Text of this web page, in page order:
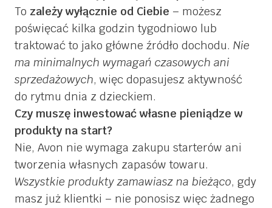
To zależy wyłącznie od Ciebie – możesz
poświęcać kilka godzin tygodniowo lub
traktować to jako główne źródło dochodu. Nie
ma minimalnych wymagań czasowych ani
sprzedażowych, więc dopasujesz aktywność
do rytmu dnia z dzieckiem.
Czy muszę inwestować własne pieniądze w
produkty na start?
Nie, Avon nie wymaga zakupu starterów ani
tworzenia własnych zapasów towaru.
Wszystkie produkty zamawiasz na bieżąco, gdy
masz już klientki – nie ponosisz więc żadnego